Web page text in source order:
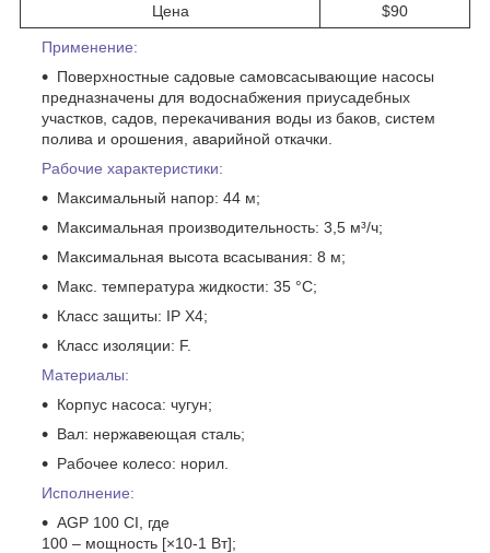
Цена
$90
Применение:
Поверхностные садовые самовсасывающие насосы
предназначены для водоснабжения приусадебных
участков, садов, перекачивания воды из баков, систем
полива и орошения, аварийной откачки.
Рабочие характеристики:
Максимальный напор: 44 м;
Максимальная производительность: 3,5 м³/ч;
Максимальная высота всасывания: 8 м;
Макс. температура жидкости: 35 °C;
Класс защиты: IP X4;
Класс изоляции: F.
Материалы:
Корпус насоса: чугун;
Вал: нержавеющая сталь;
Рабочее колесо: норил.
Исполнение:
AGP 100 CI, где
100 – мощность [×10-1 Вт];